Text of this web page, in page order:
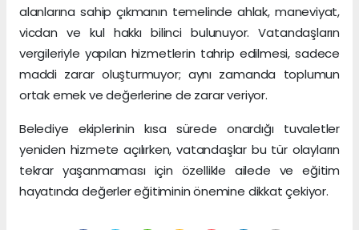
alanlarına sahip çıkmanın temelinde ahlak, maneviyat,
vicdan ve kul hakkı bilinci bulunuyor. Vatandaşların
vergileriyle yapılan hizmetlerin tahrip edilmesi, sadece
maddi zarar oluşturmuyor; aynı zamanda toplumun
ortak emek ve değerlerine de zarar veriyor.
Belediye ekiplerinin kısa sürede onardığı tuvaletler
yeniden hizmete açılırken, vatandaşlar bu tür olayların
tekrar yaşanmaması için özellikle ailede ve eğitim
hayatında değerler eğitiminin önemine dikkat çekiyor.